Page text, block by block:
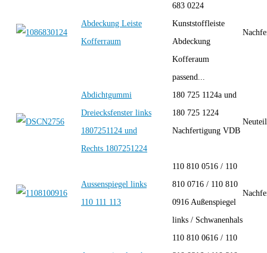
Abdeckung Leiste
Kofferraum
683 0224
Kunststoffleiste
Abdeckung
Kofferaum
passend...
Abdichtgummi
Dreiecksfenster links
1807251124 und
Rechts 1807251224
180 725 1124a und
180 725 1224
Nachfertigung VDB
Aussenspiegel links
110 111 113
110 810 0516 / 110
810 0716 / 110 810
0916 Außenspiegel
links / Schwanenhals
110 810 0616 / 110